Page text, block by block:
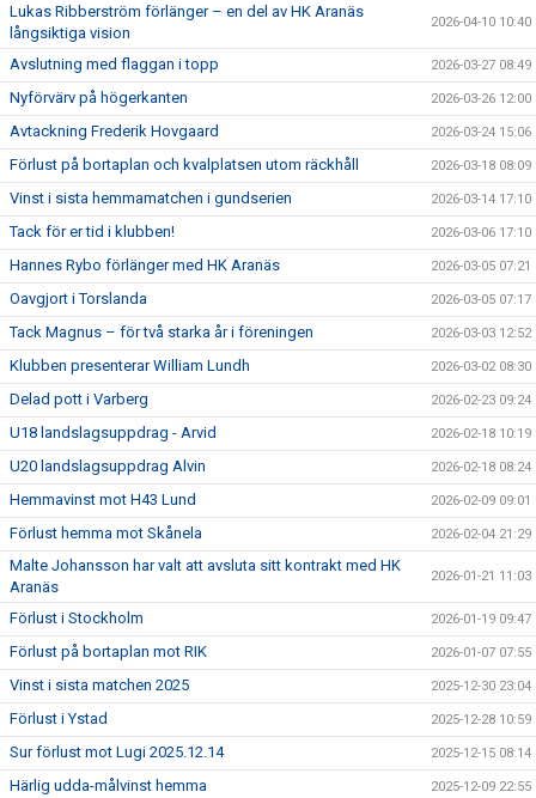
Lukas Ribberström förlänger – en del av HK Aranäs
långsiktiga vision
2026-04-10 10:40
Avslutning med flaggan i topp 2026-03-27 08:49
Nyförvärv på högerkanten 2026-03-26 12:00
Avtackning Frederik Hovgaard 2026-03-24 15:06
Förlust på bortaplan och kvalplatsen utom räckhåll 2026-03-18 08:09
Vinst i sista hemmamatchen i gundserien 2026-03-14 17:10
Tack för er tid i klubben! 2026-03-06 17:10
Hannes Rybo förlänger med HK Aranäs 2026-03-05 07:21
Oavgjort i Torslanda 2026-03-05 07:17
Tack Magnus – för två starka år i föreningen 2026-03-03 12:52
Klubben presenterar William Lundh 2026-03-02 08:30
Delad pott i Varberg 2026-02-23 09:24
U18 landslagsuppdrag - Arvid 2026-02-18 10:19
U20 landslagsuppdrag Alvin 2026-02-18 08:24
Hemmavinst mot H43 Lund 2026-02-09 09:01
Förlust hemma mot Skånela 2026-02-04 21:29
Malte Johansson har valt att avsluta sitt kontrakt med HK
Aranäs
2026-01-21 11:03
Förlust i Stockholm 2026-01-19 09:47
Förlust på bortaplan mot RIK 2026-01-07 07:55
Vinst i sista matchen 2025 2025-12-30 23:04
Förlust i Ystad 2025-12-28 10:59
Sur förlust mot Lugi 2025.12.14 2025-12-15 08:14
Härlig udda-målvinst hemma 2025-12-09 22:55